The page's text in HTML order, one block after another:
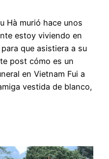
Hà murió hace unos
estoy viviendo en
que asistiera a su
post cómo es un
en Vietnam Fui a
vestida de blanco,